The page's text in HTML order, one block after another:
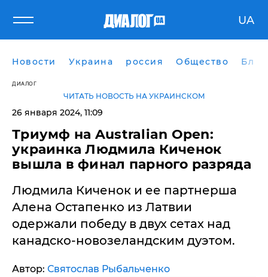
UA
Новости Украина россия Общество
ДИАЛОГ
ЧИТАТЬ НОВОСТЬ НА УКРАИНСКОМ
26 января 2024, 11:09
Триумф на Australian Open:
украинка Людмила Киченок
вышла в финал парного разряда
Людмила Киченок и ее партнерша
Алена Остапенко из Латвии
одержали победу в двух сетах над
канадско-новозеландским дуэтом.
Автор: Святослав Рыбальченко